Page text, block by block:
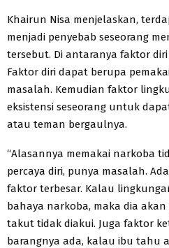
Khairun Nisa menjelaskan,
menjadi penyebab seseorang
tersebut. Di antaranya faktor
Faktor diri dapat berupa
masalah. Kemudian faktor
eksistensi seseorang untuk
atau teman bergaulnya.
“Alasannya memakai narkoba
percaya diri, punya masalah.
faktor terbesar. Kalau
bahaya narkoba, maka dia
takut tidak diakui. Juga faktor
barangnya ada, kalau ibu tahu